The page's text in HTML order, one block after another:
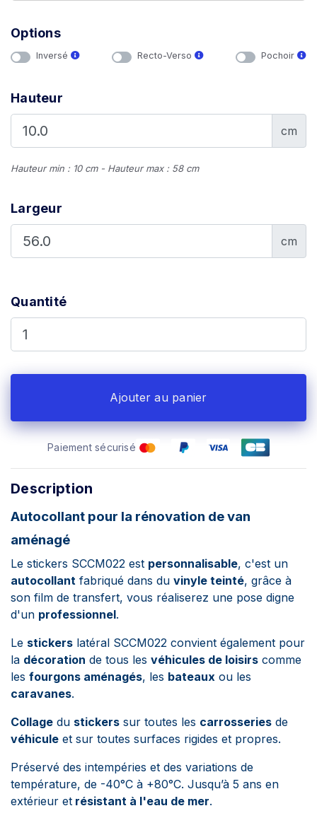
Options
Inversé Recto-Verso Pochoir
Hauteur
cm
Hauteur min : 10 cm - Hauteur max : 58 cm
Largeur
cm
Quantité
Ajouter au panier
Paiement sécurisé
Description
Autocollant pour la rénovation de van
aménagé
Le stickers SCCM022 est personnalisable, c'est un
autocollant fabriqué dans du vinyle teinté, grâce à
son film de transfert, vous réaliserez une pose digne
d'un professionnel.
Le stickers latéral SCCM022 convient également pour
la décoration de tous les véhicules de loisirs comme
les fourgons aménagés, les bateaux ou les
caravanes.
Collage du stickers sur toutes les carrosseries de
véhicule et sur toutes surfaces rigides et propres.
Préservé des intempéries et des variations de
température, de -40°C à +80°C. Jusqu’à 5 ans en
extérieur et résistant à l'eau de mer.